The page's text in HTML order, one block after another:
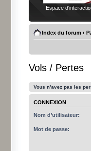
Espace
Index du forum ‹
Vols / Pertes
Vous n’avez pas les
CONNEXION
Nom d’utilisateur:
Mot de passe: